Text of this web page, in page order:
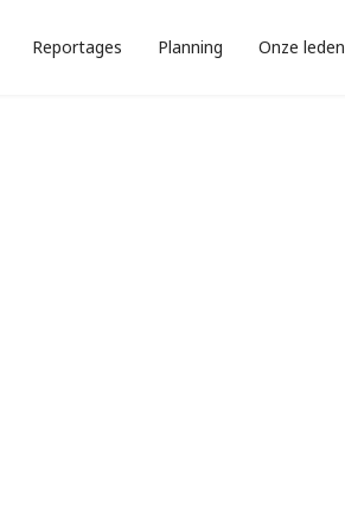
Reportages Planning Onze leden